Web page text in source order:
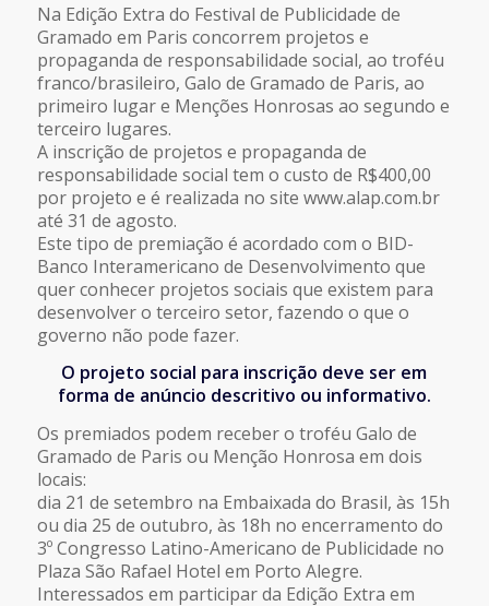
Na Edição Extra do Festival de Publicidade de
Gramado em Paris concorrem projetos e
propaganda de responsabilidade social, ao troféu
franco/brasileiro, Galo de Gramado de Paris, ao
primeiro lugar e Menções Honrosas ao segundo e
terceiro lugares.
A inscrição de projetos e propaganda de
responsabilidade social tem o custo de R$400,00
por projeto e é realizada no site www.alap.com.br
até 31 de agosto.
Este tipo de premiação é acordado com o BID-
Banco Interamericano de Desenvolvimento que
quer conhecer projetos sociais que existem para
desenvolver o terceiro setor, fazendo o que o
governo não pode fazer.
O projeto social para inscrição deve ser em
forma de anúncio descritivo ou informativo.
Os premiados podem receber o troféu Galo de
Gramado de Paris ou Menção Honrosa em dois
locais:
dia 21 de setembro na Embaixada do Brasil, às 15h
ou dia 25 de outubro, às 18h no encerramento do
3º Congresso Latino-Americano de Publicidade no
Plaza São Rafael Hotel em Porto Alegre.
Interessados em participar da Edição Extra em